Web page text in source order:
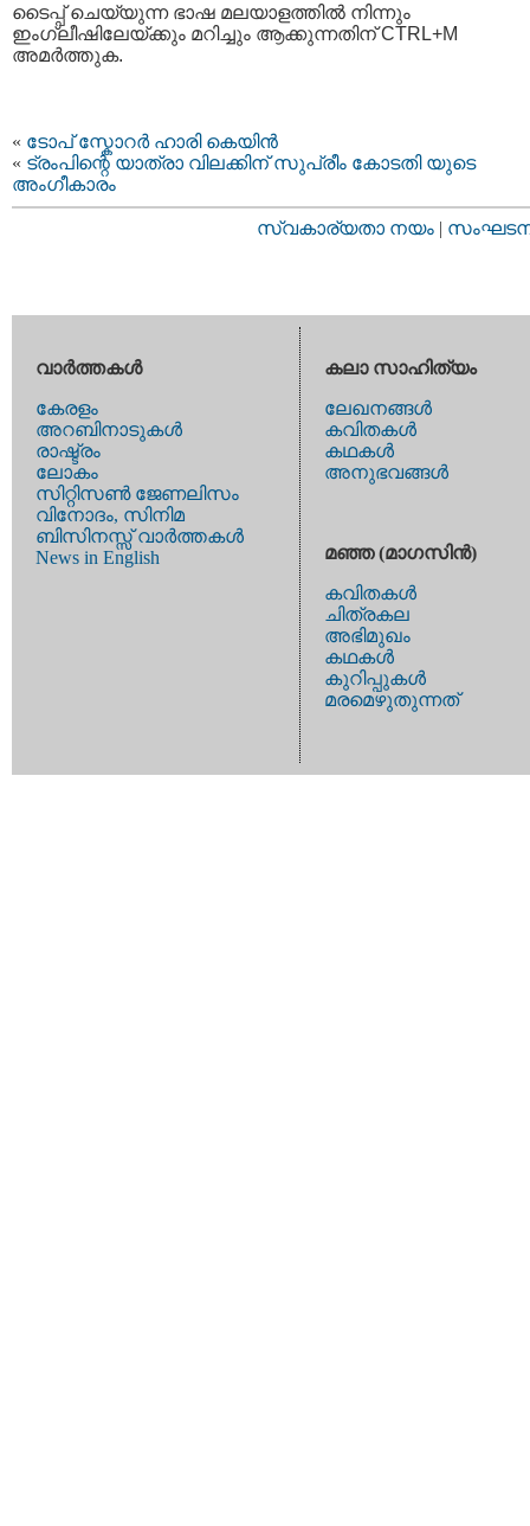
ടൈപ്പ്‌ ചെയ്യുന്ന ഭാഷ മലയാളത്തില്‍ നിന്നും
ഇംഗ്ലീഷിലേയ്ക്കും മറിച്ചും ആക്കുന്നതിന് CTRL+M
അമര്‍ത്തുക.
« ടോപ് സ്കോറർ ഹാരി കെയിൻ
« ട്രംപിന്റെ യാത്രാ വിലക്കിന് സുപ്രീം കോടതി യുടെ
അംഗീകാരം
സ്വകാര്യതാ നയം |
വാര്‍ത്തകള്‍
കേരളം
അറബിനാടുകള്‍
രാഷ്ട്രം
ലോകം
സിറ്റിസണ്‍ ജേണലിസം
വിനോദം, സിനിമ
ബിസിനസ്സ് വാര്‍ത്തകള്‍
News in English
കലാ സാഹിത്യം
ലേഖനങ്ങള്‍
കവിതകള്‍
കഥകള്‍
അനുഭവങ്ങള്‍
മഞ്ഞ (മാഗസിന്‍)
കവിതകള്‍
ചിത്രകല
അഭിമുഖം
കഥകള്‍
കുറിപ്പുകള്‍
മരമെഴുതുന്നത്